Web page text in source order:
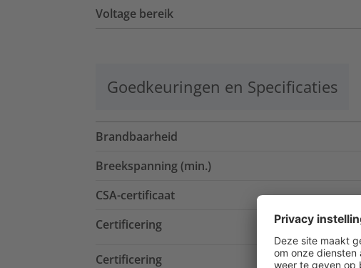
Voltage bereik
Goedkeuringen en Specificaties
Brandbaarheid
Breekspanning (min.)
CSA-certificaat
Certificering
Certificering